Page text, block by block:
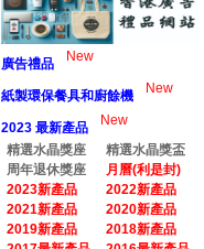
廣告禮品 New
紙製環保餐具和廚餘機 New
2023 最新產品
New
精選水晶獎座
精選水晶獎盃
周年退休獎座
月曆(利是封)
2023新產品
2022新產品
2021新產品
2020新產品
2019新產品
2018新產品